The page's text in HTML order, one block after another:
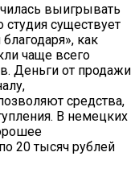
выигрывать
студия существует
как
чаще всего
Деньги от продажи
средства,
В немецких
20 тысяч рублей